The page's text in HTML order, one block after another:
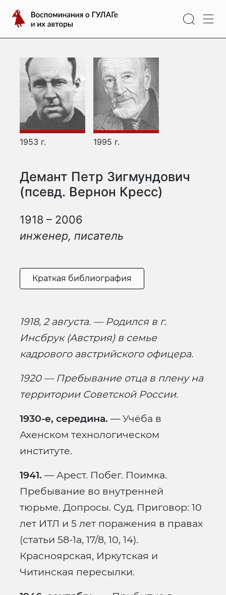
содержимому
Воспоминания
о
ГУЛАГе
авторы
Демант Петр Зигмундович
(псевд. Вернон Кресс)
1918 – 2006
инженер, писатель
1953 г. 1995 г.
Краткая библиография
1918, 2 августа. — Родился в г.
Инсбрук (Австрия) в семье
кадрового австрийского офицера.
1920 — Пребывание отца в плену на
территории Советской России.
1930-е, середина. — Учёба в
Ахенском технологическом
институте.
1941. — Арест. Побег. Поимка.
Пребывание во внутренней
тюрьме. Допросы. Суд. Приговор: 10
лет ИТЛ и 5 лет поражения в правах
(статьи 58-1а, 17/8, 10, 14).
Красноярская, Иркутская и
Читинская пересылки.